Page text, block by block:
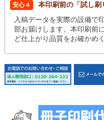
安心４
本印刷前の「試し刷
入稿データを実際の設備で
部お届けします。本印刷前
ど仕上がり品質をお確かめ